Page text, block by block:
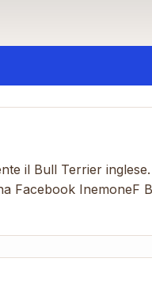
il Bull Terrier inglese.
Facebook InemoneF